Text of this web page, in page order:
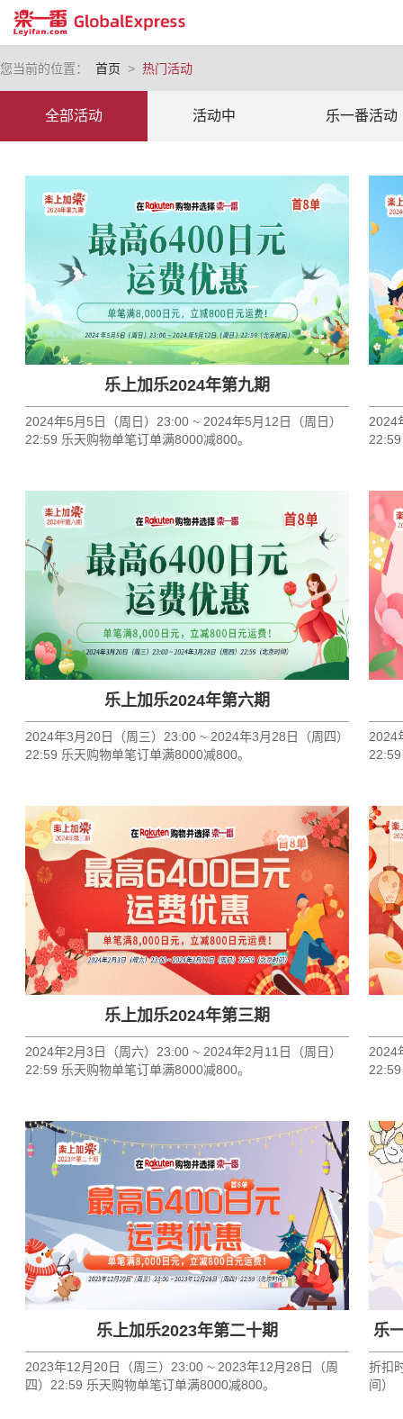
您当前的位置： 首页 > 热门活动
全部活动 活动中 乐一番活动
乐上加乐2024年第九期
2024年5月5日（周日）23:00 ~ 2024年5月12日（周日）
22:59 乐天购物单笔订单满8000减800。
2024
乐上加乐2024年第六期
2024年3月20日（周三）23:00 ~ 2024年3月28日（周四）
22:59 乐天购物单笔订单满8000减800。
2024
乐上加乐2024年第三期
2024年2月3日（周六）23:00 ~ 2024年2月11日（周日）
22:59 乐天购物单笔订单满8000减800。
2024
乐上加乐2023年第二十期
2023年12月20日（周三）23:00 ~ 2023年12月28日（周
四）22:59 乐天购物单笔订单满8000减800。
乐
折扣
间）